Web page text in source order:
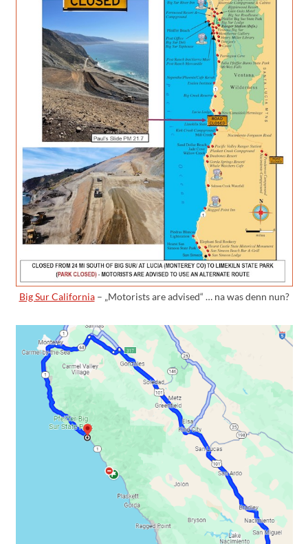
Big Sur California– „Motorists are advised“ … na was denn nun?